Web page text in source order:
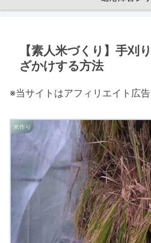
【素人米づくり】手刈
ざかけする方法
※当サイトはアフィリエイト広
米作り